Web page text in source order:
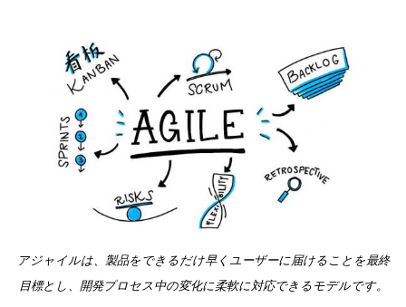
アジャイルは、製品をできるだけ早くユーザーに届けることを最終
目標とし、開発プロセス中の変化に柔軟に対応できるモデルです。